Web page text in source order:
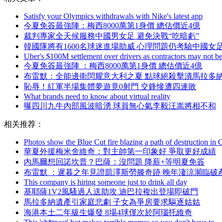
Satisfy your Olympics withdrawals with Nike's latest app
今夏免簽最強陣：梅西8000萬第1身價 總估價近4億
裁判專家全天候服務中國男女足 避免決戰“吃暗虧”
韓國隊將有1600名球迷進場助威 心理問題仍考驗中國女
Uber's $100M settlement over drivers as contractors may not
今夏免簽最強陣 ：梅西8000萬第1身價 總估價近4億
布雷默：全能邊衛閃耀意大利之夏 點球絕殺擊潰馬拉多
恥辱！紅軍半場集體夢遊竟0射門 交鋒慘遭四連敗
What brands need to know about virtual reality
曝四川九牛內部風波暗湧 球員無心氣李毅汪嵩將相不和
相关推荐：
Photos show the Blue Cut fire blazing a path of destruction in
華夏外援梅米舍維奇：對主帥第一印象好 爭取更好成績
內馬爾想回諾坎普？巴薩：沒問題 降薪+等明夏免簽
布雷默 ：遲暮之年見證凱澤斯勞滕奇跡 晚年淒涼瀕臨破
This company is hiring someone just to drink all day
基耶薩1V2風騷過人送助攻 迪巴拉複出登場即破門
馬拉多納遺產引家庭悲劇 子女為爭房要求驅逐姑姑
海港本土二年級生爆發 8場4球僅次於阿瑙托維奇